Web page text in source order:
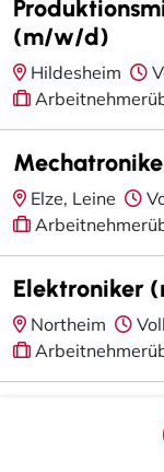
(m/w/d)
Hildesheim
Elze, Leine
Elektroniker
Northeim